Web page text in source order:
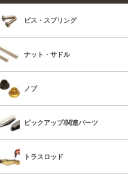
ビス・スプリング
ナット・サドル
ノブ
ピックアップ/関連パーツ
トラスロッド